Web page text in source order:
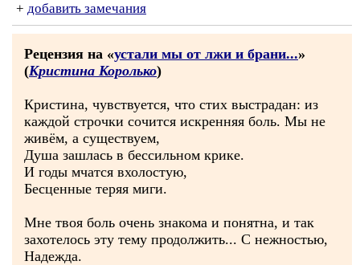
+ добавить замечания
Рецензия на «устали мы от лжи и брани...»
(Кристина Королько)
Кристина, чувствуется, что стих выстрадан: из
каждой строчки сочится искренняя боль. Мы не
живём, а существуем,
Душа зашлась в бессильном крике.
И годы мчатся вхолостую,
Бесценные теряя миги.
Мне твоя боль очень знакома и понятна, и так
захотелось эту тему продолжить... С нежностью,
Надежда.